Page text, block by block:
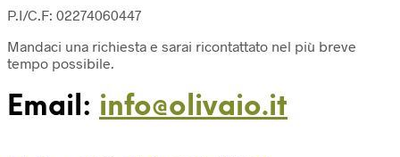
P.I/C.F: 02274060447
Mandaci una richiesta e sarai ricontattato nel più breve
tempo possibile.
Email: info@olivaio.it